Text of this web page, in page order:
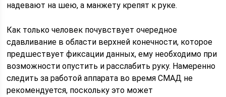
надевают на шею, а манжету крепят к руке.
Как только человек почувствует очередное
сдавливание в области верхней конечности, которое
предшествует фиксации данных, ему необходимо при
возможности опустить и расслабить руку. Намеренно
следить за работой аппарата во время СМАД не
рекомендуется, поскольку это может